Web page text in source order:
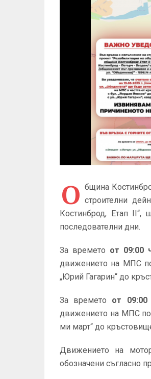
О бщина
строителни
Костинброд, Етап
последователни дни.
За времето от 09:00
движението на МПС по
„Юрий Гагарин“ до
За времето от
движението на МПС по
ми март“ до
Движението на
обозначени съгласно